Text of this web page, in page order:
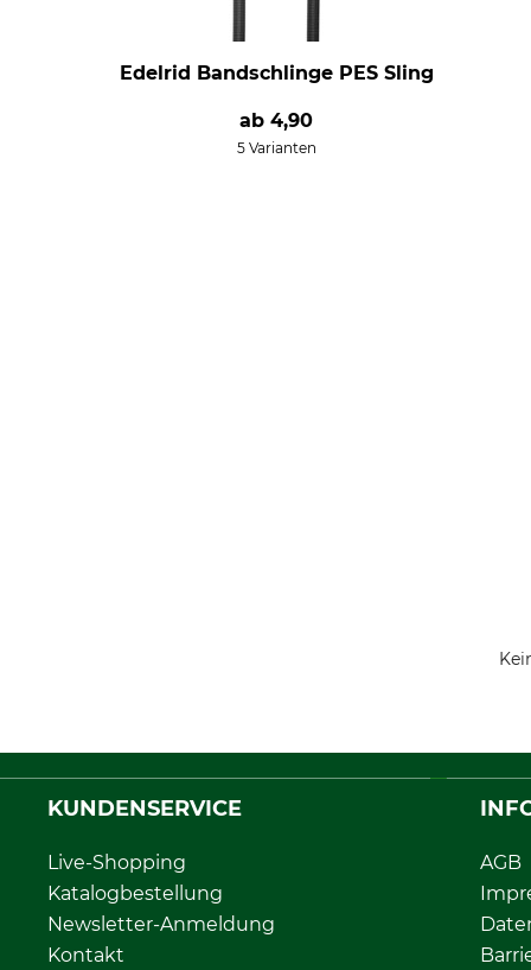
Edelrid Bandschlinge PES Sling
ab4,90
5 Varianten
KUNDENSERVICE
Live-Shopping
Katalogbestellung
Newsletter-Anmeldung
Kontakt
AGB